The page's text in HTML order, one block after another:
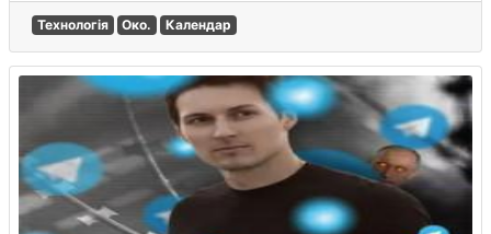
Технологія Око. Календар